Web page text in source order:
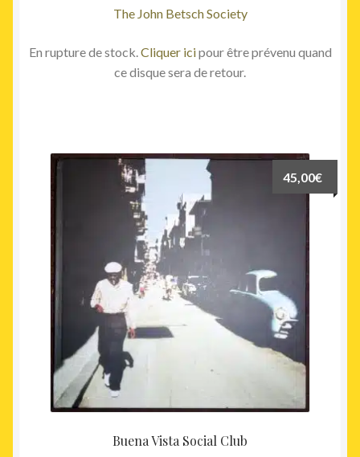
The John Betsch Society
En rupture de stock. Cliquer icipour être prévenu quand
ce disque sera de retour.
Buena Vista Social Club
45,00€